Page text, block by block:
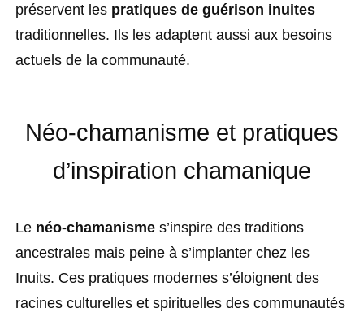
préservent les pratiques de guérison inuites
traditionnelles. Ils les adaptent aussi aux besoins
actuels de la communauté.
Néo-chamanisme et pratiques
d’inspiration chamanique
Le néo-chamanisme s’inspire des traditions
ancestrales mais peine à s’implanter chez les
Inuits. Ces pratiques modernes s’éloignent des
racines culturelles et spirituelles des communautés